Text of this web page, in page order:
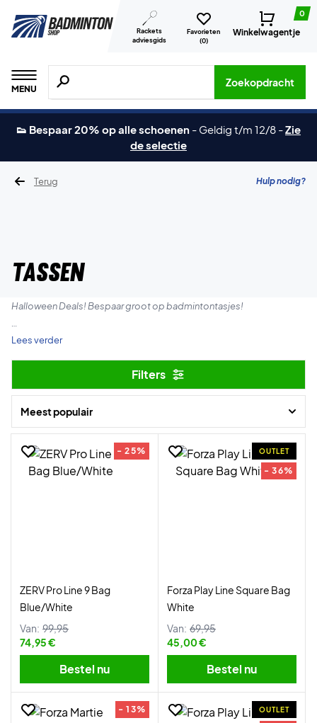
Rackets
adviesgids
Favorieten
(0)
0
Winkelwagentje
MENU
Zoeken naar producten, merken etc.
Zoekopdracht
👟 Bespaar 20% op alle schoenen - Geldig t/m 12/8 -Zie
de selectie
Terug Hulp nodig?
Tassen
Halloween Deals! Bespaar groot op badmintontasjes!
Tot en met 3 november hebben we angstaanjagend goede
Veel winkelplezier en fijne Halloween!
Lees verder
Filters
Meest populair
- 25%
ZERV Pro Line 9 Bag
Blue/White
Van: 99,95
74,95 €
Bestel nu
OUTLET
- 36%
Forza Play Line Square Bag
White
Van: 69,95
45,00 €
Bestel nu
- 13% OUTLET